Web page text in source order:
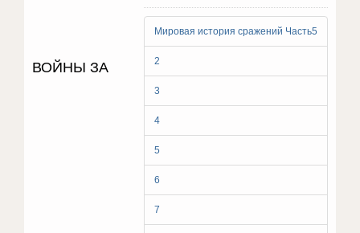
Мировая история сражений Часть5
2
3
4
5
6
7
ВОЙНЫ ЗА